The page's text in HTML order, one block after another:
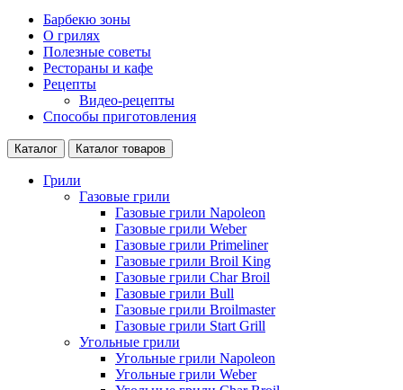
Барбекю зоны
О грилях
Полезные советы
Рестораны и кафе
Рецепты
Видео-рецепты
Способы приготовления
Каталог Каталог товаров
Грили
Газовые грили
Газовые грили Napoleon
Газовые грили Weber
Газовые грили Primeliner
Газовые грили Broil King
Газовые грили Char Broil
Газовые грили Bull
Газовые грили Broilmaster
Газовые грили Start Grill
Угольные грили
Угольные грили Napoleon
Угольные грили Weber